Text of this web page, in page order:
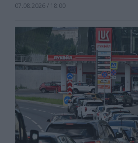
07.08.2026 / 18:00